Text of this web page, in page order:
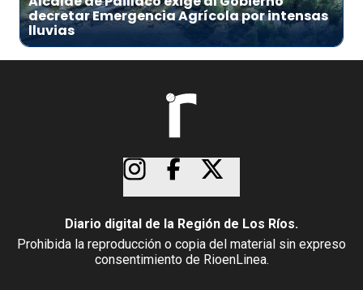
decretar Emergencia Agrícola por intensas
lluvias
Diario digital de la Región de Los Ríos.
Prohibida la reproducción o copia del material sin expreso
consentimiento de RioenLinea.